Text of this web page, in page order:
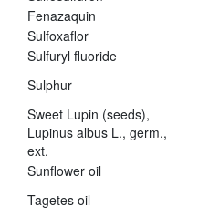
Fenazaquin
Sulfoxaflor
Sulfuryl fluoride
Sulphur
Sweet Lupin (seeds),
Lupinus albus L., germ.,
ext.
Sunflower oil
Tagetes oil